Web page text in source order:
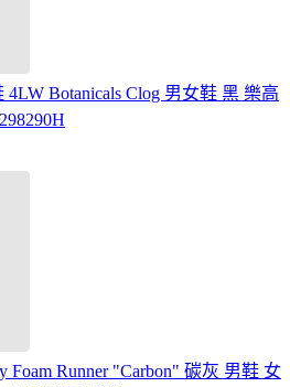
4LW Botanicals Clog 男女鞋 黑 樂高
Foam Runner "Carbon" 碳灰 男鞋 女